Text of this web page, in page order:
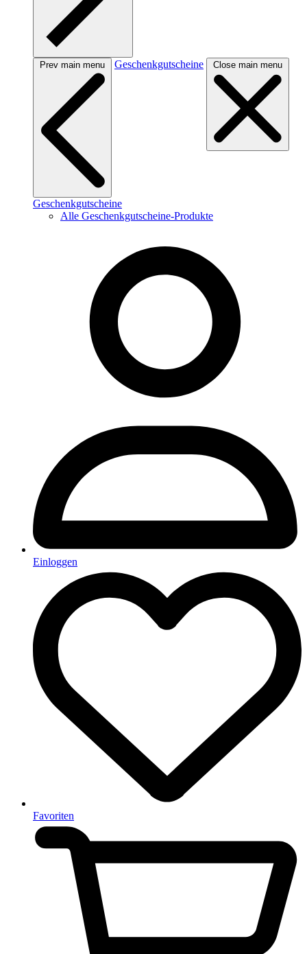
Prev main menu Geschenkgutscheine Close main menu
Geschenkgutscheine
Alle Geschenkgutscheine-Produkte
Einloggen
Favoriten